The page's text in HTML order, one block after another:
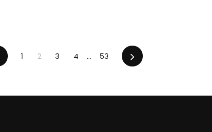
Retour1 2 3 4 … 53
En
avant